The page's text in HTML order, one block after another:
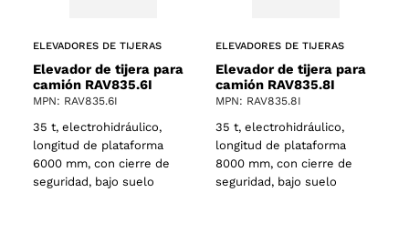
ELEVADORES DE TIJERAS
Elevador de tijera para
camión RAV835.6I
MPN: RAV835.6I
35 t, electrohidráulico,
longitud de plataforma
6000 mm, con cierre de
seguridad, bajo suelo
ELEVADORES DE TIJERAS
Elevador de tijera para
camión RAV835.8I
MPN: RAV835.8I
35 t, electrohidráulico,
longitud de plataforma
8000 mm, con cierre de
seguridad, bajo suelo